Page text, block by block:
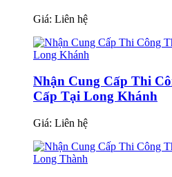
Giá: Liên hệ
Nhận Cung Cấp Thi
Cấp Tại Long Khánh
Giá: Liên hệ